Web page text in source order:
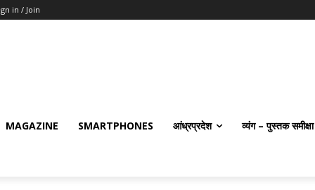
in / Join
MAGAZINE SMARTPHONES आंध्रप्रदेश व्यंग – पुस्तक समीक्षा